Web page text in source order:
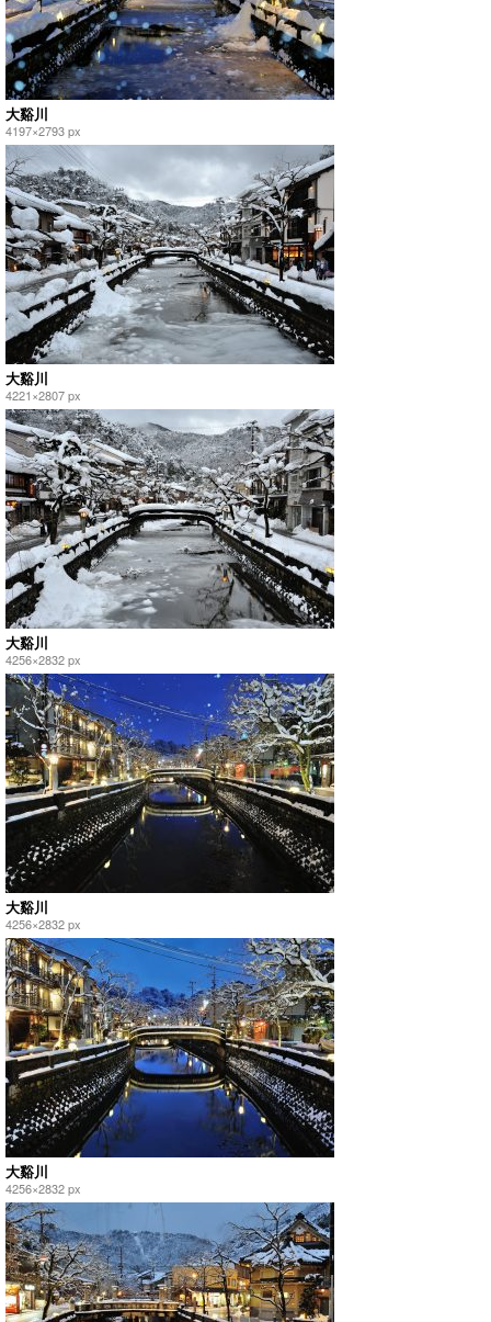
大谿川
4197×2793 px
大谿川
4221×2807 px
大谿川
4256×2832 px
大谿川
4256×2832 px
大谿川
4256×2832 px